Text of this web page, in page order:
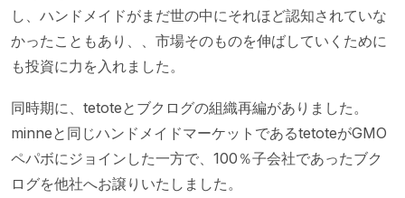
し、ハンドメイドがまだ世の中にそれほど認知されていな
かったこともあり、、市場そのものを伸ばしていくために
も投資に力を入れました。
同時期に、tetoteとブクログの組織再編がありました。
minneと同じハンドメイドマーケットであるtetoteがGMO
ペパボにジョインした一方で、100％子会社であったブク
ログを他社へお譲りいたしました。